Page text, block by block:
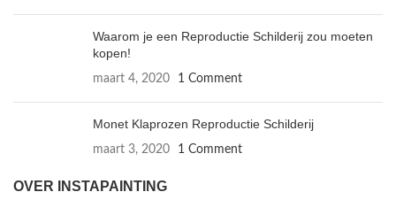
Waarom je een Reproductie Schilderij zou moeten
kopen!
maart 4, 2020 1 Comment
Monet Klaprozen Reproductie Schilderij
maart 3, 2020 1 Comment
OVER INSTAPAINTING